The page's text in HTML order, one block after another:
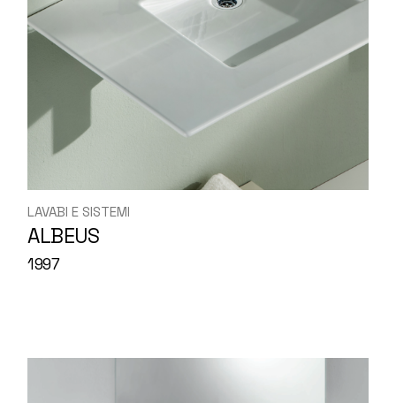
LAVABI E SISTEMI
ALBEUS
1997